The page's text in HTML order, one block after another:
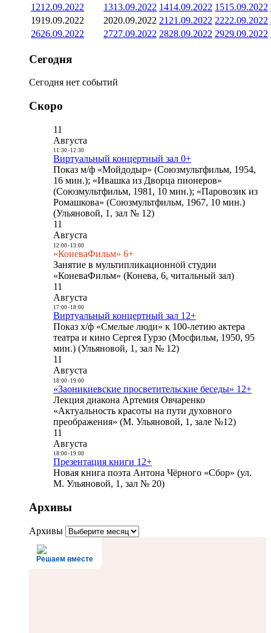
1212.09.2022 1313.09.2022 1414.09.2022 1515.09.2022
1919.09.2022 2020.09.2022 21 21.09.2022 2222.09.2022
2626.09.2022 2727.09.2022 2828.09.2022 2929.09.2022
Сегодня
Сегодня нет событий
Скоро
11
Августа
11:30- 12:30
Виртуальный концертный зал 0+
Показ м/ф «Мойдодыр» (Союзмультфильм, 1954,
16 мин.); «Ивашка из Дворца пионеров»
(Союзмультфильм, 1981, 10 мин.); «Паровозик из
Ромашкова» (Союзмультфильм, 1967, 10 мин.)
(Ульяновой, 1, зал № 12)
11
Августа
12:00- 13:00
«КоневаФильм» 6+
Занятие в мультипликационной студии
«КоневаФильм» (Конева, 6, читальный зал)
11
Августа
17:00- 18:00
Виртуальный концертный зал 12+
Показ х/ф «Смелые люди» к 100-летию актера
театра и кино Сергея Гурзо (Мосфильм, 1950, 95
мин.) (Ульяновой, 1, зал № 12)
11
Августа
18:00- 19:00
«Заоникиевские просветительские беседы» 12+
Лекция диакона Артемия Овчаренко
«Актуальность красоты на пути духовного
преображения» (М. Ульяновой, 1, зале №12)
11
Августа
18:00- 19:00
Презентация книги 12+
Новая книга поэта Антона Чёрного «Сбор» (ул.
М. Ульяновой, 1, зал № 20)
Архивы
Архивы
Решаем вместе